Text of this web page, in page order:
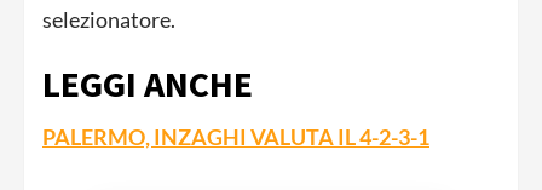
selezionatore.
LEGGI ANCHE
PALERMO, INZAGHI VALUTA IL 4-2-3-1